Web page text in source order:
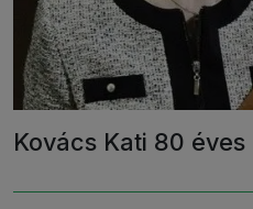
Kovács Kati 80 éves